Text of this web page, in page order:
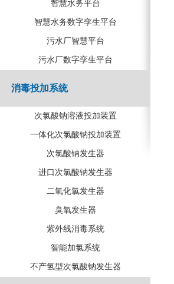
智慧水务平台
智慧水务数字孪生平台
污水厂智慧平台
污水厂数字孪生平台
消毒投加系统
次氯酸钠溶液投加装置
一体化次氯酸钠投加装置
次氯酸钠发生器
进口次氯酸钠发生器
二氧化氯发生器
臭氧发生器
紫外线消毒系统
智能加氯系统
不产氢型次氯酸钠发生器